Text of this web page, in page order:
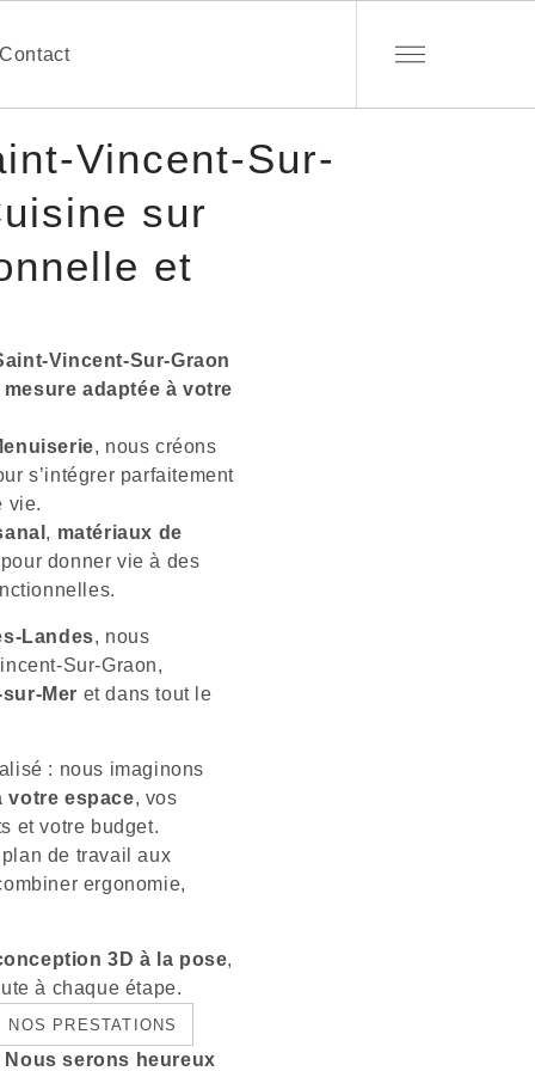
Contact
Vincent-Sur-
sur
et
Vincent-Sur-Graon
adaptée à votre
, nous créons
s’intégrer parfaitement
vie.
, matériaux de
donner vie à des
Landes, nous
Sur-Graon,
Mer et dans tout le
: nous imaginons
votre espace, vos
et votre budget.
de travail aux
ergonomie,
3D à la pose,
à chaque étape.
NOS PRESTATIONS
Nous serons heureux